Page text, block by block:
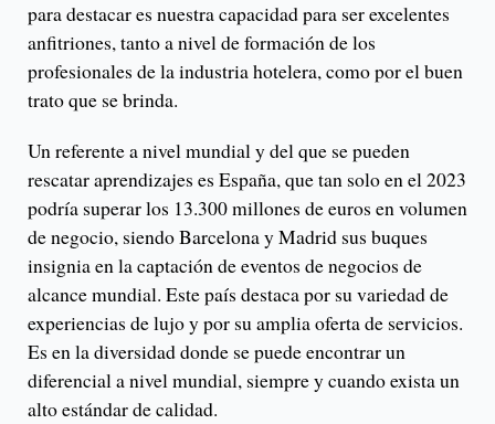
para destacar es nuestra capacidad para ser excelentes
anfitriones, tanto a nivel de formación de los
profesionales de la industria hotelera, como por el buen
trato que se brinda.
Un referente a nivel mundial y del que se pueden
rescatar aprendizajes es España, que tan solo en el 2023
podría superar los 13.300 millones de euros en volumen
de negocio, siendo Barcelona y Madrid sus buques
insignia en la captación de eventos de negocios de
alcance mundial. Este país destaca por su variedad de
experiencias de lujo y por su amplia oferta de servicios.
Es en la diversidad donde se puede encontrar un
diferencial a nivel mundial, siempre y cuando exista un
alto estándar de calidad.